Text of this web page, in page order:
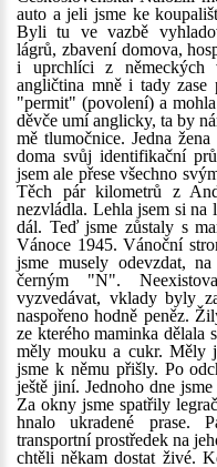
auto a jeli jsme ke
Byli tu ve vazbě
lágrů, zbavení domova,
i uprchlíci z německých
angličtina mně i tady zase
"permit" (povolení) a
děvče umí anglicky, ta by
mě tlumočnice. Jedna
doma svůj identifikační
jsem ale přese všechno
Těch pár kilometrů z
nezvládla. Lehla jsem si na
dál. Teď jsme zůstaly s
Vánoce 1945. Vánoční
jsme musely odevzdat,
černým "N".
vyzvedávat, vklady byly
naspořeno hodně peněz.
ze kterého maminka dělala
měly mouku a cukr. Měly
jsme k němu přišly. Po
ještě jiní. Jednoho dne
Za okny jsme spatřily
hnalo ukradené prase.
transportní prostředek na
chtěli někam dostat živé.